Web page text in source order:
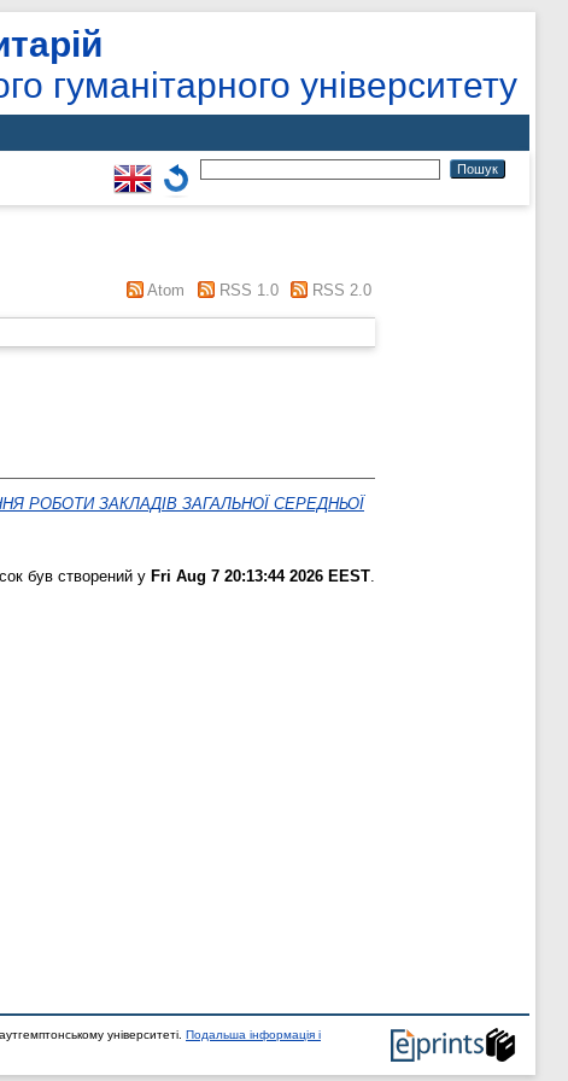
гуманітарного університету
Atom RSS 1.0 RSS 2.0
РОБОТИ ЗАКЛАДІВ ЗАГАЛЬНОЇ СЕРЕДНЬОЇ
був створений у Fri Aug 7 20:13:44 2026 EEST
університеті. Подальша інформація і